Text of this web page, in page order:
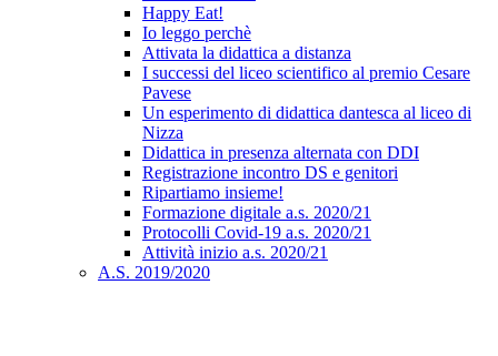
Happy Eat!
Io leggo perchè
Attivata la didattica a distanza
I successi del liceo scientifico al premio Cesare
Pavese
Un esperimento di didattica dantesca al liceo di
Nizza
Didattica in presenza alternata con DDI
Registrazione incontro DS e genitori
Ripartiamo insieme!
Formazione digitale a.s. 2020/21
Protocolli Covid-19 a.s. 2020/21
Attività inizio a.s. 2020/21
A.S. 2019/2020